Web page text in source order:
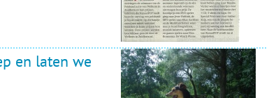
en laten we